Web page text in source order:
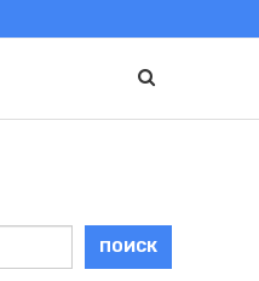
ПОИСК